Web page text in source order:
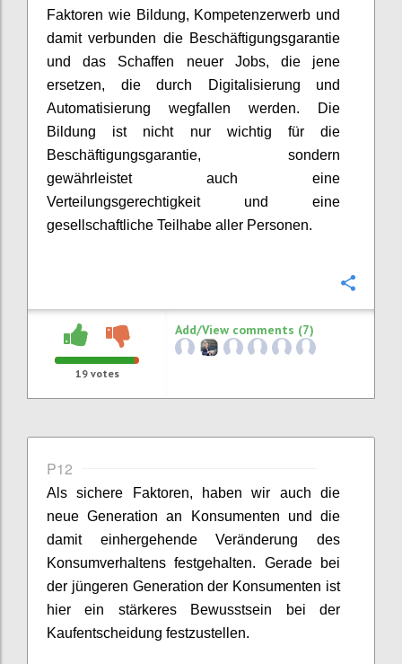
Faktoren wieBildung, Kompetenzerwerb und
damit verbunden die Beschäftigungsgarantie
und das Schaffen neuer Jobs, die jene
ersetzen, die durch Digitalisierung und
Automatisierung wegfallen werden.
Die
Bildung ist nicht nur wichtig für die
Beschäftigungsgarantie, sondern
gewährleistet auch eine
Verteilungsgerechtigkeit und eine
gesellschaftliche Teilhabe aller Personen.
19votes
Add/View comments (7)
P12
Als sichere Faktoren, haben wir auch die
neue Generation an Konsumenten und die
damit einhergehende Veränderung des
Konsumverhaltens festgehalten. Gerade bei
der jüngeren Generation der Konsumenten ist
hier ein stärkeres Bewusstsein bei der
Kaufentscheidung festzustellen.